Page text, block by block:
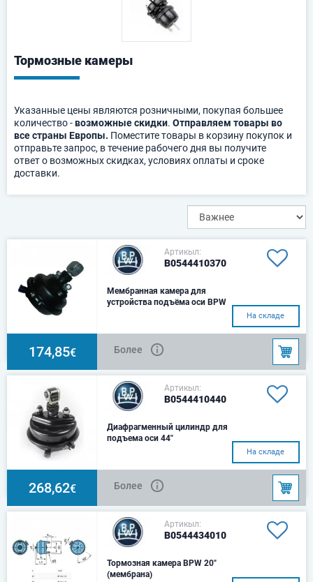
Тормозные камеры
Указанные цены являются розничными, покупая большее
количество -возможные скидки. Отправляем товары во
все страны Европы. Поместите товары в корзину покупок и
отправьте запрос, в течение рабочего дня вы получите
ответ о возможных скидках, условиях оплаты и сроке
доставки.
Артикыл:
B0544410370
Мембранная камера для
устройства подъёма оси BPW
> 90A 120,7d1 M 22x1,5d2 M
20 x 2,5d3 M 16 x 1,5D1 202L 1
147s min. 90Ве
На складе
174,85€ Более
Артикыл:
B0544410440
Диафрагменный цилиндр для
подъема оси 44"
На складе
268,62€ Более
Артикыл:
B0544434010
Тормозная камера BPW 20"
(мембрана)